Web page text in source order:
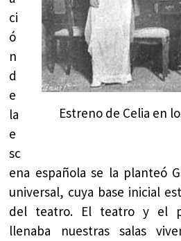
Estreno de Celia en
ci
ó
n
d
e
la
e
sc
ena española se la planteó
universal, cuya base inicial
del teatro. El teatro y el
llenaba nuestras salas